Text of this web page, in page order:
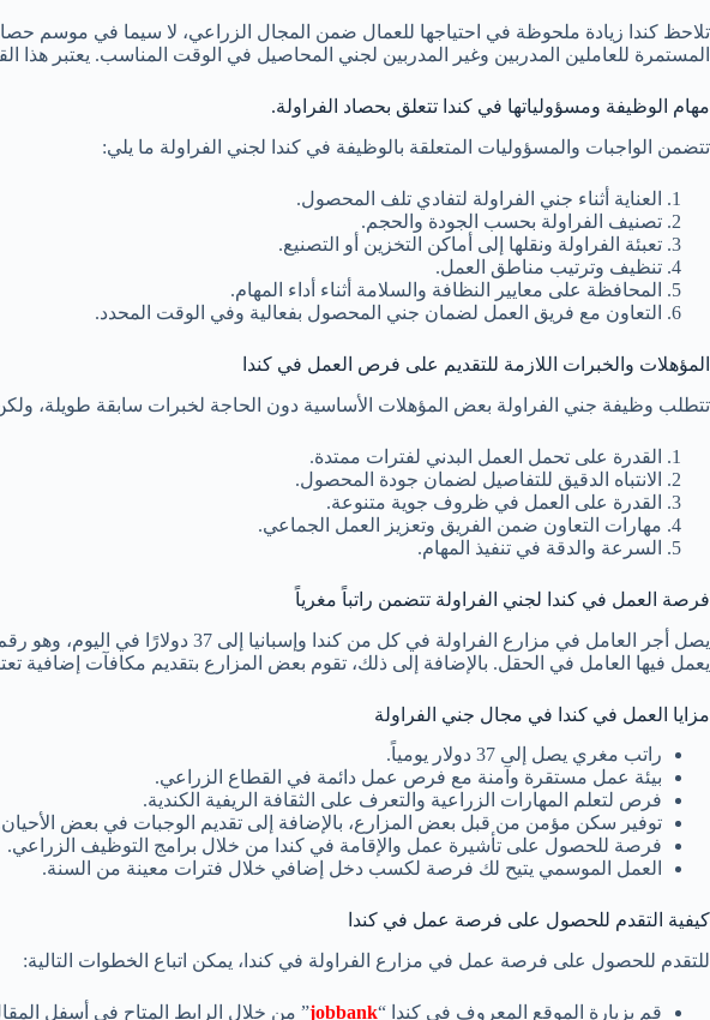
تلاحظ كندا زيادة ملحوظة في احتياجها للعمال ضمن المجال الزراعي، لا سيما في موسم
المستمرة للعاملين المدربين وغير المدربين لجني المحاصيل في الوقت المناسب. يعتبر هذا
مهام الوظيفة ومسؤولياتها في كندا تتعلق بحصاد الفراولة.
تتضمن الواجبات والمسؤوليات المتعلقة بالوظيفة في كندا لجني الفراولة ما يلي:
العناية أثناء جني الفراولة لتفادي تلف المحصول.
تصنيف الفراولة بحسب الجودة والحجم.
تعبئة الفراولة ونقلها إلى أماكن التخزين أو التصنيع.
تنظيف وترتيب مناطق العمل.
المحافظة على معايير النظافة والسلامة أثناء أداء المهام.
التعاون مع فريق العمل لضمان جني المحصول بفعالية وفي الوقت المحدد.
المؤهلات والخبرات اللازمة للتقديم على فرص العمل في كندا
تتطلب وظيفة جني الفراولة بعض المؤهلات الأساسية دون الحاجة لخبرات سابقة طويلة،
القدرة على تحمل العمل البدني لفترات ممتدة.
الانتباه الدقيق للتفاصيل لضمان جودة المحصول.
القدرة على العمل في ظروف جوية متنوعة.
مهارات التعاون ضمن الفريق وتعزيز العمل الجماعي.
السرعة والدقة في تنفيذ المهام.
فرصة العمل في كندا لجني الفراولة تتضمن راتباً مغرياً
يصل أجر العامل في مزارع الفراولة
يعمل فيها العامل في الحقل. بالإضافة إلى ذلك، تقوم بعض المزارع بتقديم مكافآت إضافية
مزايا العمل في كندا في مجال جني الفراولة
راتب مغري يصل إلى 37 دولار يومياً.
بيئة عمل مستقرة وآمنة مع فرص عمل دائمة في القطاع الزراعي.
فرص لتعلم المهارات الزراعية والتعرف على الثقافة الريفية الكندية.
توفير سكن مؤمن من قبل بعض المزارع، بالإضافة إلى تقديم الوجبات في بعض
فرصة للحصول على تأشيرة عمل والإقامة في كندا من خلال برامج التوظيف الزراعي.
العمل الموسمي يتيح لك فرصة لكسب دخل إضافي خلال فترات معينة من السنة.
كيفية التقدم للحصول على فرصة عمل في كندا
للتقدم للحصول على فرصة عمل في مزارع الفراولة في كندا، يمكن اتباع الخطوات التالية:
قم بزيارة الموقع المعروف في كندا “jobbank” من خلال الرابط المتاح في أسفل